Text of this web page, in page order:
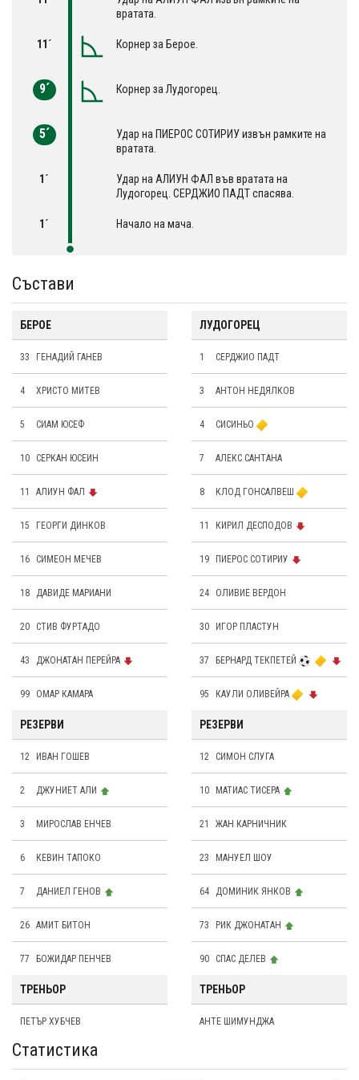
вратата.
11´ Корнер за Берое.
9´ Корнер за Лудогорец.
5´
Удар на ПИЕРОС СОТИРИУ извън рамките на
вратата.
1´
Удар на АЛИУН ФАЛ във вратата на
Лудогорец. СЕРДЖИО ПАДТ спасява.
1´ Начало на мача.
Състави
БЕРОЕ
33 ГЕНАДИЙ ГАНЕВ
4 ХРИСТО МИТЕВ
5 СИАМ ЮСЕФ
10 СЕРКАН ЮСЕИН
11 АЛИУН ФАЛ
15 ГЕОРГИ ДИНКОВ
16 СИМЕОН МЕЧЕВ
18 ДАВИДЕ МАРИАНИ
20 СТИВ ФУРТАДО
43 ДЖОНАТАН ПЕРЕЙРА
99 ОМАР КАМАРА
РЕЗЕРВИ
12 ИВАН ГОШЕВ
2 ДЖУНИЕТ АЛИ
3 МИРОСЛАВ ЕНЧЕВ
6 КЕВИН ТАПОКО
7 ДАНИЕЛ ГЕНОВ
26 АМИТ БИТОН
77 БОЖИДАР ПЕНЧЕВ
ЛУДОГОРЕЦ
1 СЕРДЖИО ПАДТ
3 АНТОН НЕДЯЛКОВ
4 СИСИНЬО
7 АЛЕКС САНТАНА
8 КЛОД ГОНСАЛВЕШ
11 КИРИЛ ДЕСПОДОВ
19 ПИЕРОС СОТИРИУ
24 OЛИВИЕ ВЕРДОН
30 ИГОР ПЛАСТУН
37 БЕРНАРД ТЕКПЕТЕЙ
95 КАУЛИ ОЛИВЕЙРА
РЕЗЕРВИ
12 СИМОН СЛУГА
10 МАТИАС ТИСЕРА
21 ЖАН КАРНИЧНИК
23 МАНУЕЛ ШОУ
64 ДОМИНИК ЯНКОВ
73 РИК ДЖОНАТАН
90 СПАС ДЕЛЕВ
ТРЕНЬОР
ПЕТЪР ХУБЧЕВ
ТРЕНЬОР
АНТЕ ШИМУНДЖА
Статистика